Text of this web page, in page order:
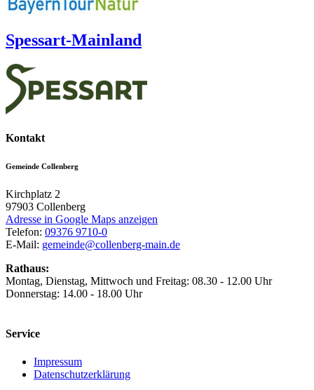
Spessart-Mainland
Kontakt
Gemeinde Collenberg
Kirchplatz 2
97903 Collenberg
Adresse in Google Maps anzeigen
Telefon: 09376 9710-0
E-Mail: gemeinde@collenberg-main.de
Rathaus:
Montag, Dienstag, Mittwoch und Freitag: 08.30 - 12.00 Uhr
Donnerstag: 14.00 - 18.00 Uhr
Service
Impressum
Datenschutzerklärung